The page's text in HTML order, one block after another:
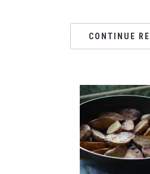
CONTINUE